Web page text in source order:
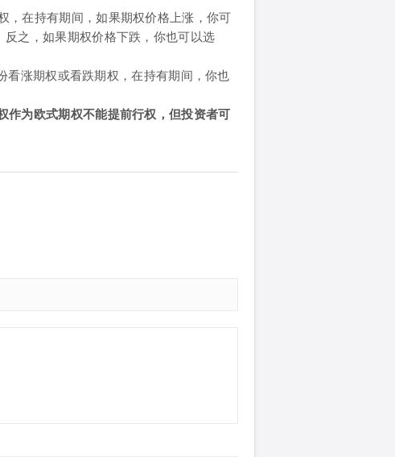
，在持有期间，如果期权价格上涨，你可
之，如果期权价格下跌，你也可以选
看涨期权或看跌期权，在持有期间，你也
作为欧式期权不能提前行权，但投资者可